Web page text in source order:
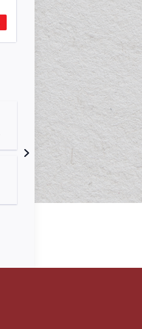
от 8 500 ₽ Купить
Храм
г.
г.